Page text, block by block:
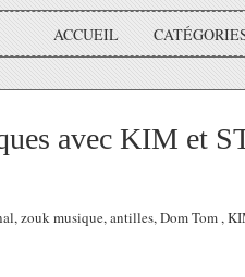
ACCUEIL
avec KIM et
zouk musique, antilles, Dom Tom ,